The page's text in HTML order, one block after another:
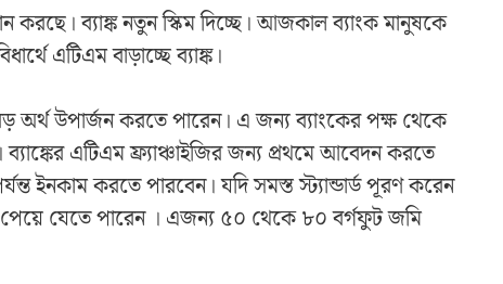
করছে। ব্যাঙ্ক নতুন স্কিম দিচ্ছে। আজকাল ব্যাংক মানুষকে
এটিএম বাড়াচ্ছে ব্যাঙ্ক।
অর্থ উপার্জন করতে পারেন। এ জন্য ব্যাংকের পক্ষ থেকে
এটিএম ফ্র্যাঞ্চাইজির জন্য প্রথমে আবেদন করতে
ইনকাম করতে পারবেন। যদি সমস্ত স্ট্যান্ডার্ড পূরণ করেন
পেয়ে যেতে পারেন । এজন্য ৫০ থেকে ৮০ বর্গফুট জমি